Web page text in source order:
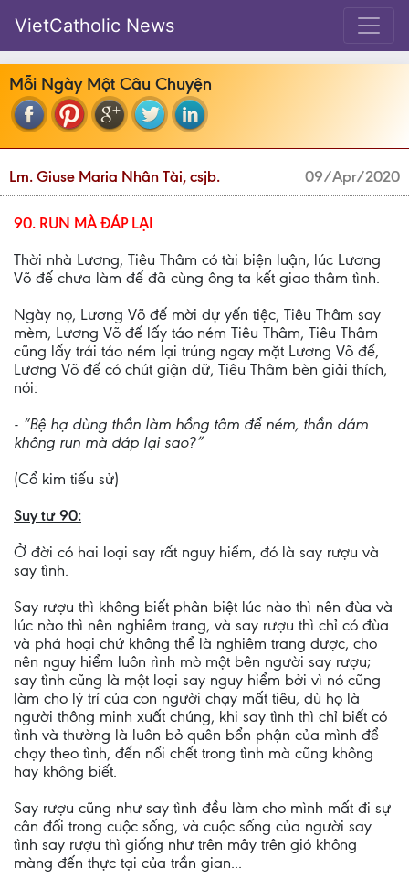
VietCatholic News
Mỗi Ngày Một Câu Chuyện
Lm. Giuse Maria Nhân Tài, csjb. 09/Apr/2020
90. RUN MÀ ĐÁP LẠI
Thời nhà Lương, Tiêu Thâm có tài biện luận, lúc Lương
Võ đế chưa làm đế đã cùng ông ta kết giao thâm tình.
Ngày nọ, Lương Võ đế mời dự yến tiệc, Tiêu Thâm say
mèm, Lương Võ đế lấy táo ném Tiêu Thâm, Tiêu Thâm
cũng lấy trái táo ném lại trúng ngay mặt Lương Võ đế,
Lương Võ đế có chút giận dữ, Tiêu Thâm bèn giải thích,
nói:
- “Bệ hạ dùng thần làm hồng tâm để ném, thần dám
không run mà đáp lại sao?”
(Cổ kim tiếu sử)
Suy tư 90:
Ở đời có hai loại say rất nguy hiểm, đó là say rượu và
say tình.
Say rượu thì không biết phân biệt lúc nào thì nên đùa và
lúc nào thì nên nghiêm trang, và say rượu thì chỉ có đùa
và phá hoại chứ không thể là nghiêm trang được, cho
nên nguy hiểm luôn rình mò một bên người say rượu;
say tình cũng là một loại say nguy hiểm bởi vì nó cũng
làm cho lý trí của con người chạy mất tiêu, dù họ là
người thông minh xuất chúng, khi say tình thì chỉ biết có
tình và thường là luôn bỏ quên bổn phận của mình để
chạy theo tình, đến nổi chết trong tình mà cũng không
hay không biết.
Say rượu cũng như say tình đều làm cho mình mất đi sự
cân đối trong cuộc sống, và cuộc sống của người say
tình say rượu thì giống như trên mây trên gió không
màng đến thực tại của trần gian...